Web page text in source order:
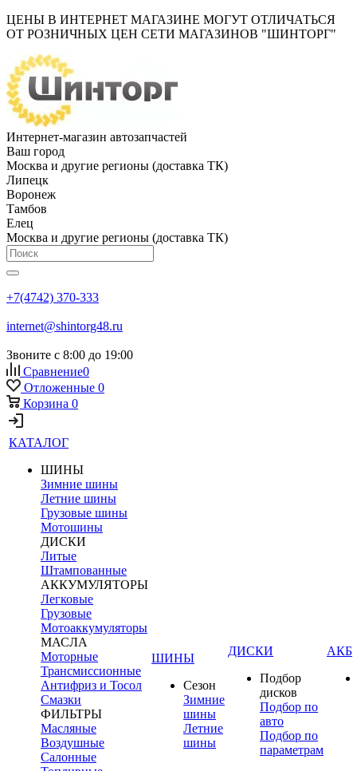
ЦЕНЫ В ИНТЕРНЕТ МАГАЗИНЕ МОГУТ ОТЛИЧАТЬСЯ
ОТ РОЗНИЧНЫХ ЦЕН СЕТИ МАГАЗИНОВ "ШИНТОРГ"
Интернет-магазин автозапчастей
Ваш город
Москва и другие регионы (доставка ТК)
Липецк
Воронеж
Тамбов
Елец
Москва и другие регионы (доставка ТК)
+7(4742) 370-333
internet@shintorg48.ru
Звоните с 8:00 до 19:00
Сравнение0
Отложенные 0
Корзина 0
КАТАЛОГ
ШИНЫ
Зимние шины
Летние шины
Грузовые шины
Мотошины
ДИСКИ
Литые
Штампованные
АККУМУЛЯТОРЫ
Легковые
Грузовые
Мотоаккумуляторы
МАСЛА
Моторные
Трансмиссионные
Антифриз и Тосол
Смазки
ФИЛЬТРЫ
Масляные
Воздушные
Салонные
ШИНЫ
Сезон
Зимние
шины
Летние
шины
ДИСКИ
Подбор
дисков
Подбор по
авто
Подбор по
параметрам
АКБ